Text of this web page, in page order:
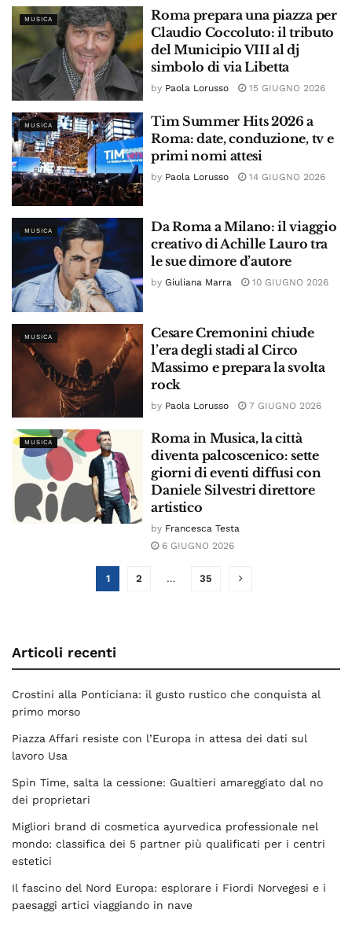
MUSICA
Roma prepara una piazza per
Claudio Coccoluto: il tributo
del Municipio VIII al dj
simbolo di via Libetta
by Paola Lorusso 15 GIUGNO 2026
MUSICA
Tim Summer Hits 2026 a
Roma: date, conduzione, tv e
primi nomi attesi
by Paola Lorusso 14 GIUGNO 2026
MUSICA
Da Roma a Milano: il viaggio
creativo di Achille Lauro tra
le sue dimore d’autore
by Giuliana Marra 10 GIUGNO 2026
MUSICA
Cesare Cremonini chiude
l’era degli stadi al Circo
Massimo e prepara la svolta
rock
by Paola Lorusso 7 GIUGNO 2026
MUSICA
Roma in Musica, la città
diventa palcoscenico: sette
giorni di eventi diffusi con
Daniele Silvestri direttore
artistico
by Francesca Testa
6 GIUGNO 2026
1 2 … 35
Articoli recenti
Crostini alla Ponticiana: il gusto rustico che conquista al
primo morso
Piazza Affari resiste con l’Europa in attesa dei dati sul
lavoro Usa
Spin Time, salta la cessione: Gualtieri amareggiato dal no
dei proprietari
Migliori brand di cosmetica ayurvedica professionale nel
mondo: classifica dei 5 partner più qualificati per i centri
estetici
Il fascino del Nord Europa: esplorare i Fiordi Norvegesi e i
paesaggi artici viaggiando in nave